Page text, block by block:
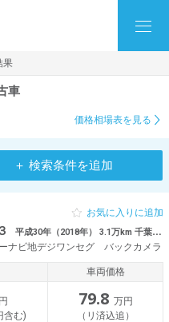
果
車
価格相場表を見る
＋ 検索条件を追加
平成30年（2018年） 3.1万km 千葉県東金市 地デジMナビBカメラLEDライトETC衝
ビ地デジワンセグ バックカメラ
お気に入りに追加
含む)
車両価格
79.8 万円
（リ済込追）